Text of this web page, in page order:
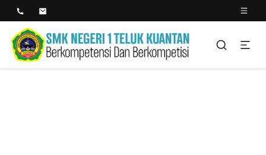
SMK NEGERI 1 TELUK
KUANTAN
Berkopetensi Dan Berkompetisi